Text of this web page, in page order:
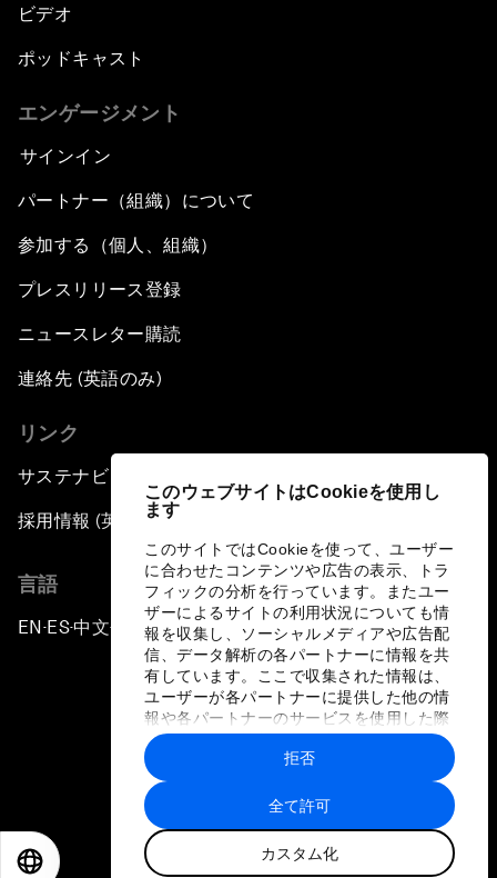
このウェブサイトはCookieを使用し
ます
このサイトではCookieを使って、ユーザー
に合わせたコンテンツや広告の表示、トラ
フィックの分析を行っています。またユー
ザーによるサイトの利用状況についても情
報を収集し、ソーシャルメディアや広告配
信、データ解析の各パートナーに情報を共
有しています。ここで収集された情報は、
ユーザーが各パートナーに提供した他の情
報や各パートナーのサービスを使用した際
に収集された情報と組み合わされ、各パー
トナーによって使用されることがありま
す。
全て許可
カスタム化
拒否
ビデオ
ポッドキャスト
エンゲージメント
サインイン
パートナー（組織）について
参加する（個人、組織）
プレスリリース登録
ニュースレター購読
連絡先 (英語のみ)
リンク
サステナビリティへの取り組み
採用情報 (英語のみ)
言語
EN ▪ ES▪中文▪ 日本語
プライバシーポリシーと利用規約
サイトマップ
©
世界経済フォーラム